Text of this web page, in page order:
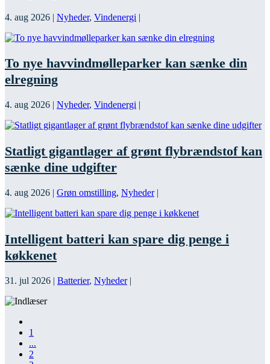
4. aug 2026 | Nyheder, Vindenergi |
To nye havvindmølleparker kan sænke din
elregning
4. aug 2026 | Nyheder, Vindenergi |
Statligt gigantlager af grønt flybrændstof kan
sænke dine udgifter
4. aug 2026 | Grøn omstilling, Nyheder|
Intelligent batteri kan spare dig penge i
køkkenet
31. jul 2026 | Batterier, Nyheder|
1
...
2